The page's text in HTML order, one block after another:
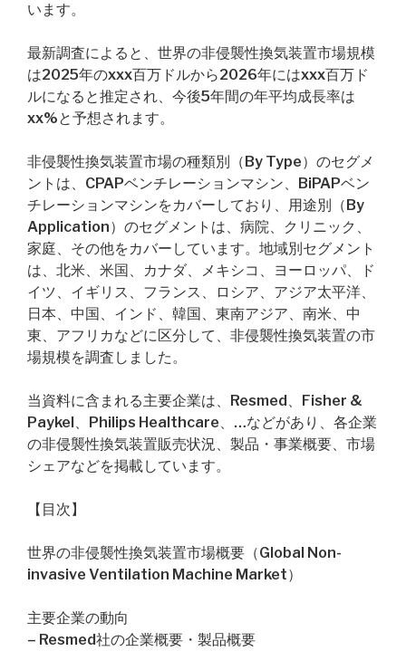
います。
最新調査によると、世界の非侵襲性換気装置市場規模
は2025年のxxx百万ドルから2026年にはxxx百万ド
ルになると推定され、今後5年間の年平均成長率は
xx%と予想されます。
非侵襲性換気装置市場の種類別（By Type）のセグメ
ントは、CPAPベンチレーションマシン、BiPAPベン
チレーションマシンをカバーしており、用途別（By
Application）のセグメントは、病院、クリニック、
家庭、その他をカバーしています。地域別セグメント
は、北米、米国、カナダ、メキシコ、ヨーロッパ、ド
イツ、イギリス、フランス、ロシア、アジア太平洋、
日本、中国、インド、韓国、東南アジア、南米、中
東、アフリカなどに区分して、非侵襲性換気装置の市
場規模を調査しました。
当資料に含まれる主要企業は、Resmed、Fisher &
Paykel、Philips Healthcare、…などがあり、各企業
の非侵襲性換気装置販売状況、製品・事業概要、市場
シェアなどを掲載しています。
【目次】
世界の非侵襲性換気装置市場概要（Global Non-
invasive Ventilation Machine Market）
主要企業の動向
– Resmed社の企業概要・製品概要